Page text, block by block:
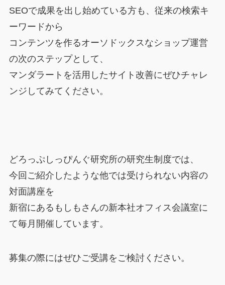
SEOで成果を出し始めている方も、従来の検索キ
ーワードから
コンテンツを作るオーソドックスなショップ運営
の次のステップとして、
マンダラートを活用したサイト改善にぜひチャレ
ンジしてみてください。
どろっぷしっぴんぐ研究所の研究生制度では、
今回ご紹介したような他では受けられない内容の
対面講座を
新宿にあるもしもさんの新本社オフィス会議室に
て毎月開催しています。
募集の際にはぜひご受講をご検討ください。